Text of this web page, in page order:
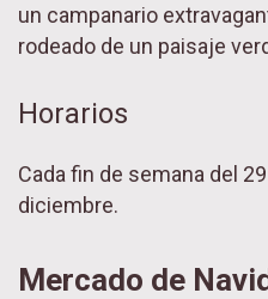
un campanario
rodeado de un paisaje
Horarios
Cada fin de semana del
diciembre.
Mercado de